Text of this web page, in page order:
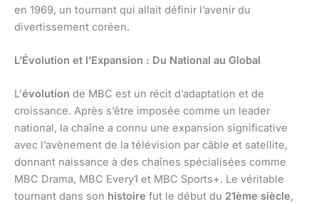
en 1969, un tournant qui allait définir l’avenir du
divertissement coréen.
L’Évolution et l’Expansion : Du National au Global
L’évolution de MBC est un récit d’adaptation et de
croissance. Après s’être imposée comme un leader
national, la chaîne a connu une expansion significative
avec l’avènement de la télévision par câble et satellite,
donnant naissance à des chaînes spécialisées comme
MBC Drama, MBC Every1 et MBC Sports+. Le véritable
tournant dans son histoire fut le début du 21ème siècle,